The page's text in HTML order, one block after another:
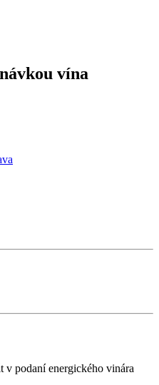
vína
v podaní energického vinára